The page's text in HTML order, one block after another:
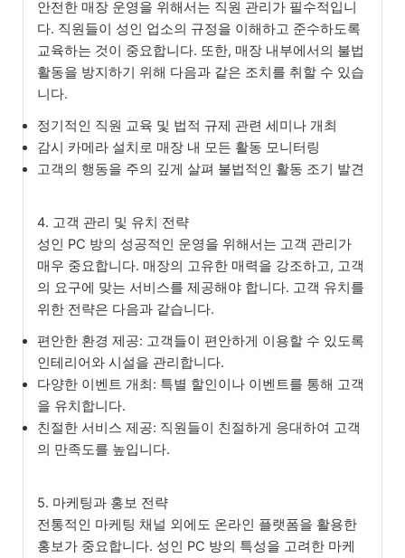
안전한 매장 운영을 위해서는 직원 관리가 필수적입니
다. 직원들이 성인 업소의 규정을 이해하고 준수하도록
교육하는 것이 중요합니다. 또한, 매장 내부에서의 불법
활동을 방지하기 위해 다음과 같은 조치를 취할 수 있습
니다.
정기적인 직원 교육 및 법적 규제 관련 세미나 개최
감시 카메라 설치로 매장 내 모든 활동 모니터링
고객의 행동을 주의 깊게 살펴 불법적인 활동 조기 발견
4. 고객 관리 및 유치 전략
성인 PC 방의 성공적인 운영을 위해서는 고객 관리가
매우 중요합니다. 매장의 고유한 매력을 강조하고, 고객
의 요구에 맞는 서비스를 제공해야 합니다. 고객 유치를
위한 전략은 다음과 같습니다.
편안한 환경 제공: 고객들이 편안하게 이용할 수 있도록
인테리어와 시설을 관리합니다.
다양한 이벤트 개최: 특별 할인이나 이벤트를 통해 고객
을 유치합니다.
친절한 서비스 제공: 직원들이 친절하게 응대하여 고객
의 만족도를 높입니다.
5. 마케팅과 홍보 전략
전통적인 마케팅 채널 외에도 온라인 플랫폼을 활용한
홍보가 중요합니다. 성인 PC 방의 특성을 고려한 마케